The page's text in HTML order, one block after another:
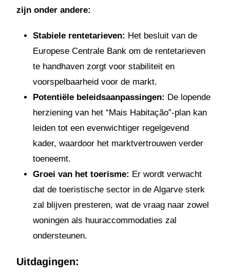
zijn onder andere:
Stabiele rentetarieven: Het besluit van de
Europese Centrale Bank om de rentetarieven
te handhaven zorgt voor stabiliteit en
voorspelbaarheid voor de markt.
Potentiële beleidsaanpassingen: De lopende
herziening van het “Mais Habitação”-plan kan
leiden tot een evenwichtiger regelgevend
kader, waardoor het marktvertrouwen verder
toeneemt.
Groei van het toerisme: Er wordt verwacht
dat de toeristische sector in de Algarve sterk
zal blijven presteren, wat de vraag naar zowel
woningen als huuraccommodaties zal
ondersteunen.
Uitdagingen: